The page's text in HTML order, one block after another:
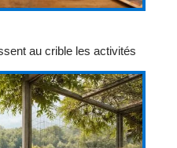
au crible les activités